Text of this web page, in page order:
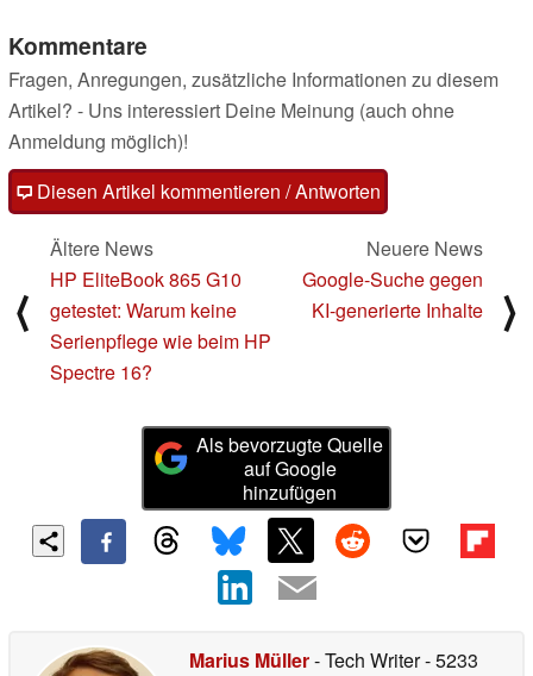
Kommentare
Fragen, Anregungen, zusätzliche Informationen zu diesem
Artikel? - Uns interessiert Deine Meinung (auch ohne
Anmeldung möglich)!
Diesen Artikel kommentieren / Antworten
⟨
Ältere News
HP EliteBook 865 G10
getestet: Warum keine
Serienpflege wie beim HP
Spectre 16?
Neuere News
Google-Suche gegen
KI-generierte Inhalte
⟩
Als bevorzugte Quelle
auf Google
hinzufügen
Marius Müller- Tech Writer- 5233